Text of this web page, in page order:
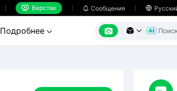
 Верстак  Сообщения 
Подробнее    